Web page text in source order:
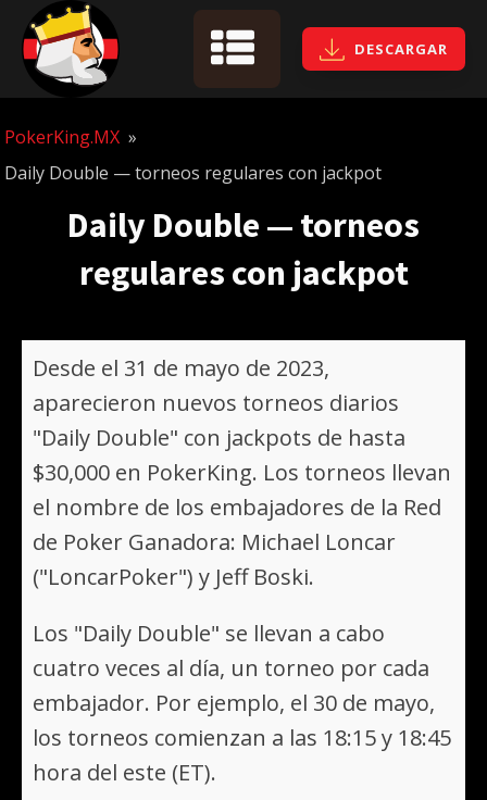
DESCARGAR
PokerKing.MX »
Daily Double — torneos regulares con jackpot
Daily Double — torneos
regulares con jackpot
Desde el 31 de mayo de 2023,
aparecieron nuevos torneos diarios
"Daily Double" con jackpots de hasta
$30,000 en PokerKing. Los torneos llevan
el nombre de los embajadores de la Red
de Poker Ganadora: Michael Loncar
("LoncarPoker") y Jeff Boski.
Los "Daily Double" se llevan a cabo
cuatro veces al día, un torneo por cada
embajador. Por ejemplo, el 30 de mayo,
los torneos comienzan a las 18:15 y 18:45
hora del este (ET).